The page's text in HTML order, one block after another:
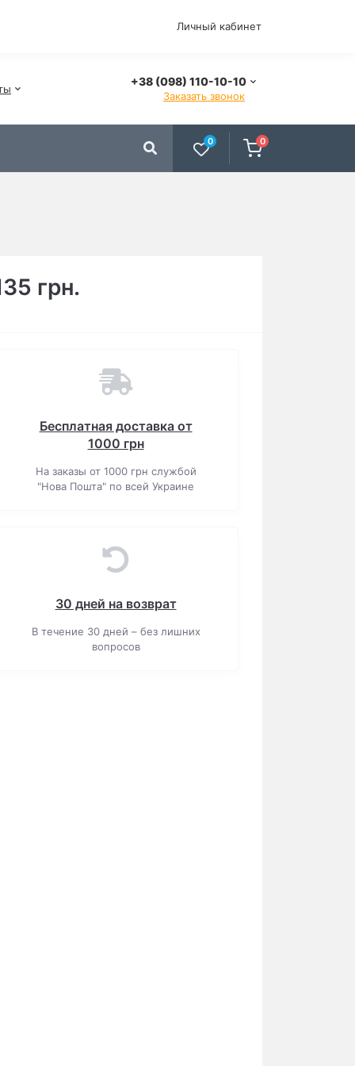
Личный кабинет
+38 (098) 110-10-10
Заказать звонок
0 0
грн.
Бесплатная доставка от
1000 грн
На заказы от 1000 грн службой
"Нова Пошта" по всей Украине
30 дней на возврат
В течение 30 дней – без лишних
вопросов